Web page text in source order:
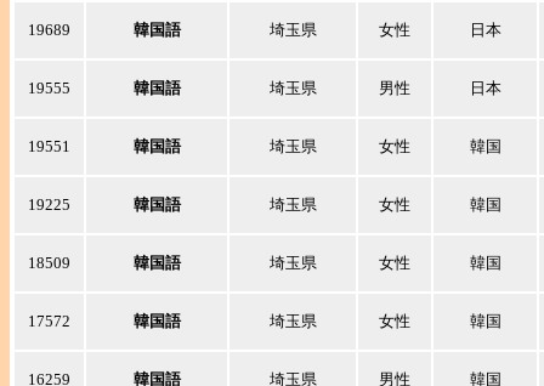
19689 韓国語 埼玉県 女性 日本
19555 韓国語 埼玉県 男性 日本
19551 韓国語 埼玉県 女性 韓国
19225 韓国語 埼玉県 女性 韓国
18509 韓国語 埼玉県 女性 韓国
17572 韓国語 埼玉県 女性 韓国
16259 韓国語 埼玉県 男性 韓国